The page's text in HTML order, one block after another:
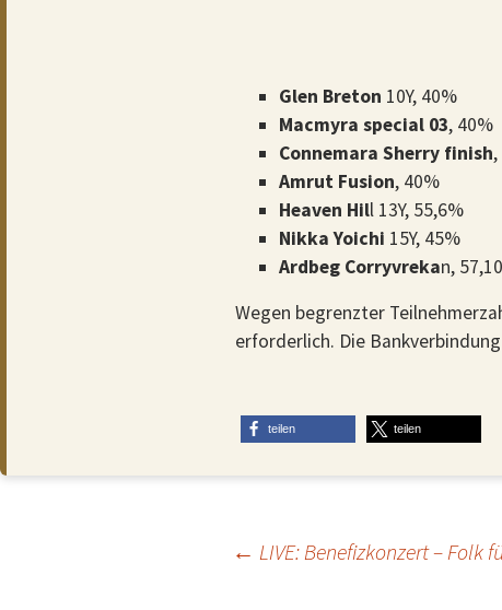
Glen Breton 10Y, 40%
Macmyra special 03, 40%
Connemara Sherry finish
Amrut Fusion, 40%
Heaven Hill 13Y, 55,6%
Nikka Yoichi 15Y, 45%
Ardbeg Corryvrekan,
Wegen begrenzter
erforderlich. Die
teilen teilen
Beitragsnavigation
← LIVE: Benefizkonzert – Folk